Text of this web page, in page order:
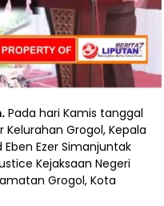
Pada hari Kamis tanggal
Grogol, Kepala
Ezer Simanjuntak
Kejaksaan Negeri
Grogol, Kota